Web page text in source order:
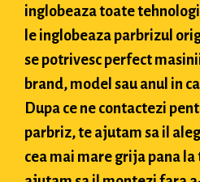
inglobeaza toate
le inglobeaza parbrizul
se potrivesc perfect
brand, model sau anul in
Dupa ce ne contactezi
parbriz, te ajutam sa il
cea mai mare grija pana la